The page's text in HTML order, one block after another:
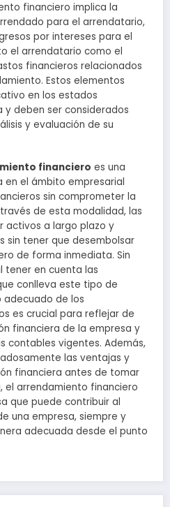
financiero implica la
para el arrendatario,
por intereses para el
el arrendatario como el
financieros relacionados
Estos elementos
en los estados
y deben ser considerados
y evaluación de su
financiero es una
en el ámbito empresarial
sin comprometer la
de esta modalidad, las
activos a largo plazo y
sin tener que desembolsar
de forma inmediata. Sin
tener en cuenta las
conlleva este tipo de
adecuado de los
es crucial para reflejar de
financiera de la empresa y
contables vigentes. Además,
las ventajas y
financiera antes de tomar
el arrendamiento financiero
que puede contribuir al
una empresa, siempre y
adecuada desde el punto